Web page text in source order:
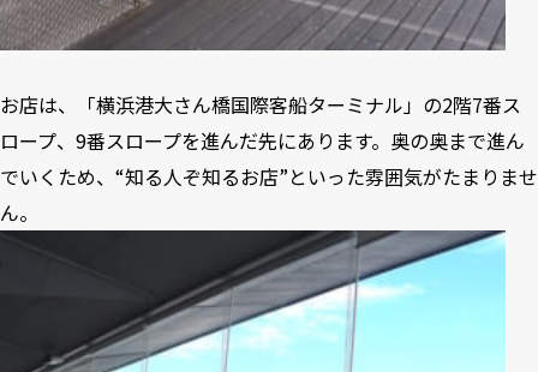
お店は、「横浜港大さん橋国際客船ターミナル」の2階7番ス
ロープ、9番スロープを進んだ先にあります。奥の奥まで進ん
でいくため、“知る人ぞ知るお店”といった雰囲気がたまりませ
ん。